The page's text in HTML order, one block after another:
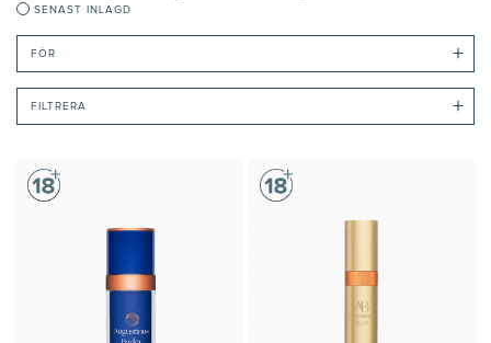
FÖR +
SENAST INLAGD
FILTRERA +